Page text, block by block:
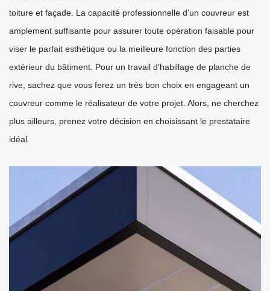
toiture et façade. La capacité professionnelle d’un couvreur est
amplement suffisante pour assurer toute opération faisable pour
viser le parfait esthétique ou la meilleure fonction des parties
extérieur du bâtiment. Pour un travail d’habillage de planche de
rive, sachez que vous ferez un très bon choix en engageant un
couvreur comme le réalisateur de votre projet. Alors, ne cherchez
plus ailleurs, prenez votre décision en choisissant le prestataire
idéal.